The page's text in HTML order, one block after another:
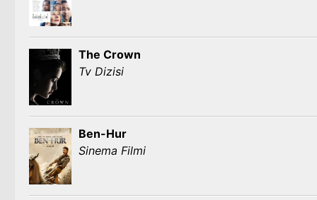
The Crown
Tv Dizisi
Ben-Hur
Sinema Filmi